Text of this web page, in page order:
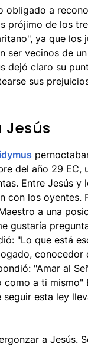
obligado a
prójimo de los
ya que los
ser vecinos de
dejó claro su
sus
del año 29 EC,
Entre Jesús y
con los oyentes.
a una
gustaría
"Lo que está
conocedor
"Amar al
a ti mismo"
esta ley
a Jesús.